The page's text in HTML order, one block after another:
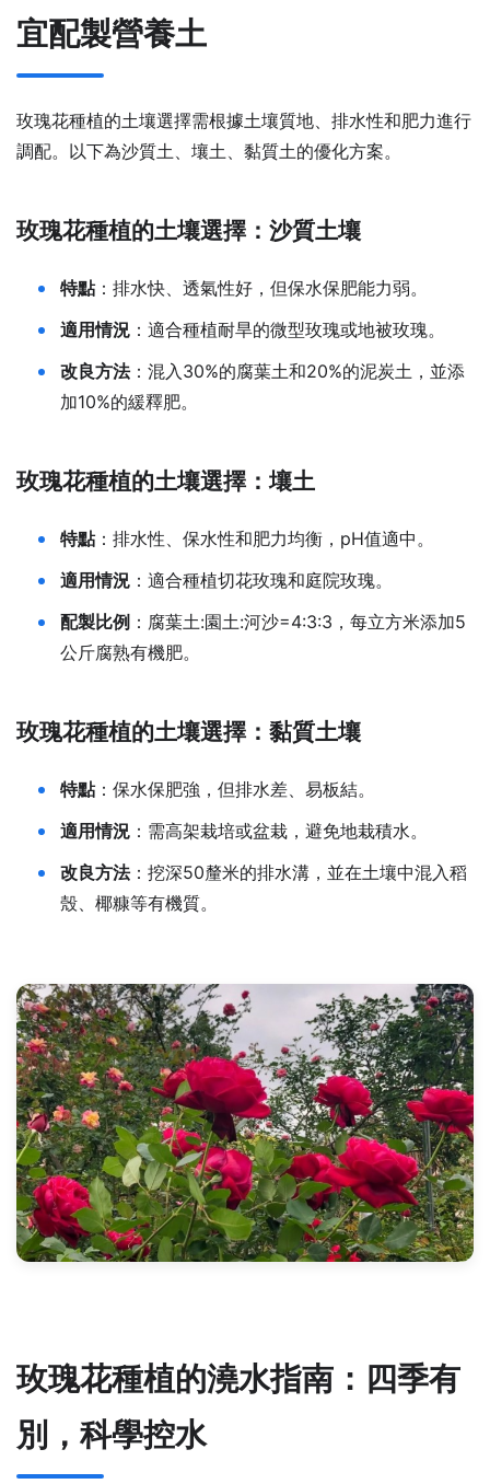
宜配製營養土
玫瑰花種植的土壤選擇需根據土壤質地、排水性和肥力進行
調配。以下為沙質土、壤土、黏質土的優化方案。
玫瑰花種植的土壤選擇：沙質土壤
特點：排水快、透氣性好，但保水保肥能力弱。
適用情況 ：適合種植耐旱的微型玫瑰或地被玫瑰。
改良方法：混入30%的腐葉土和20%的泥炭土，並添
加10%的緩釋肥。
玫瑰花種植的土壤選擇：壤土
特點：排水性、保水性和肥力均衡，pH值適中。
適用情況 ：適合種植切花玫瑰和庭院玫瑰。
配製比例 ：腐葉土:園土:河沙=4:3:3，每立方米添加5
公斤腐熟有機肥。
玫瑰花種植的土壤選擇：黏質土壤
特點：保水保肥強，但排水差、易板結。
適用情況 ：需高架栽培或盆栽，避免地栽積水。
改良方法：挖深50釐米的排水溝，並在土壤中混入稻
殼、椰糠等有機質。
玫瑰花種植的澆水指南：四季有
別，科學控水